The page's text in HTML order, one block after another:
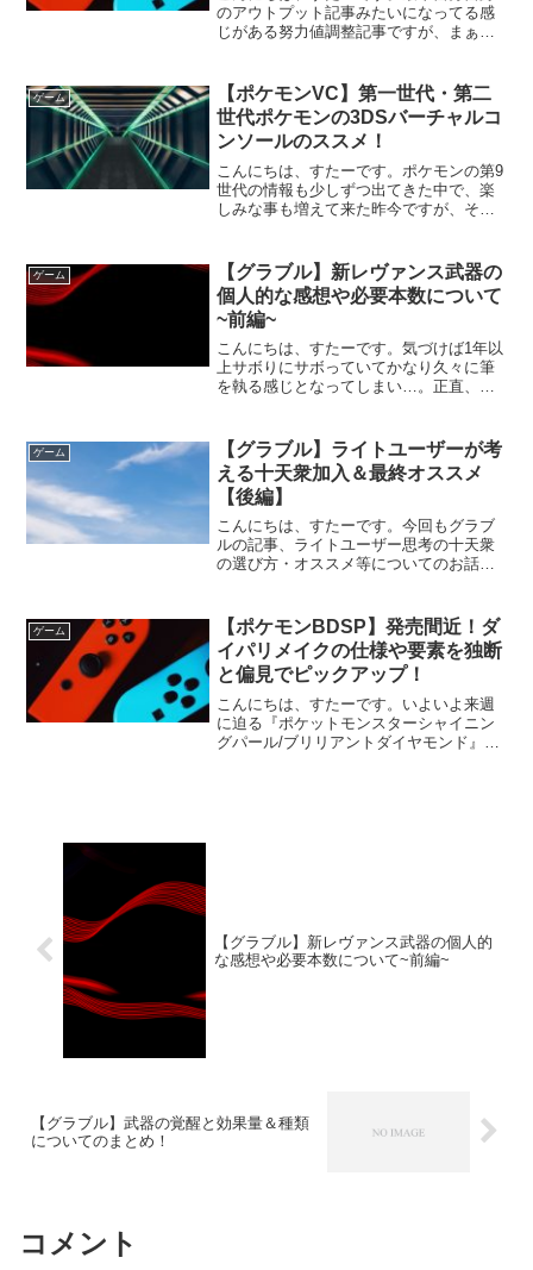
のアウトプット記事みたいになってる感
じがある努力値調整記事ですが、まぁ今
「ルビーサファイアエメラルド」で登場
した「ラティオス」＆「...
ゲーム
【ポケモンVC】第一世代・第二
世代ポケモンの3DSバーチャルコ
ンソールのススメ！
こんにちは、すたーです。ポケモンの第9
世代の情報も少しずつ出てきた中で、楽
しみな事も増えて来た昨今ですが、そろ
3DS』で提供されているVC版ポケモンの
お話です。3DSの...
ゲーム
【グラブル】新レヴァンス武器の
個人的な感想や必要本数について
~前編~
こんにちは、すたーです。気づけば1年以
上サボりにサボっていてかなり久々に筆
を執る感じとなってしまい…。正直、ブ
ねてボチボチ記事を書こうかなーと。そ
んなこんなで最近は空き...
ゲーム
【グラブル】ライトユーザーが考
える十天衆加入＆最終オススメ
【後編】
こんにちは、すたーです。今回もグラブ
ルの記事、ライトユーザー思考の十天衆
の選び方・オススメ等についてのお話を
までの残り5人のご紹介です。ウーノ~フ
ュンフをご紹介した...
ゲーム
【ポケモンBDSP】発売間近！ダ
イパリメイクの仕様や要素を独断
と偏見でピックアップ！
こんにちは、すたーです。いよいよ来週
に迫る『ポケットモンスターシャイニン
グパール/ブリリアントダイヤモンド』の
【グラブル】新レヴァンス武器の個人的
な感想や必要本数について~前編~
【グラブル】武器の覚醒と効果量＆種類
についてのまとめ！
コメント